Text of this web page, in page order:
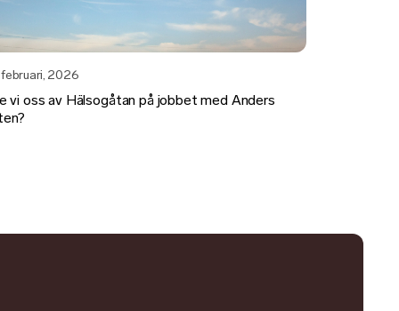
2026
vi oss av Hälsogåtan på jobbet med Anders